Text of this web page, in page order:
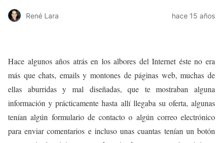
René Lara hace 15 años
Hace algunos años atrás en los albores del Internet éste no era
más que chats, emails y montones de páginas web, muchas de
ellas aburridas y mal diseñadas, que te mostraban alguna
información y prácticamente hasta allí llegaba su oferta, algunas
tenían algún formulario de contacto o algún correo electrónico
para enviar comentarios e incluso unas cuantas tenían un botón